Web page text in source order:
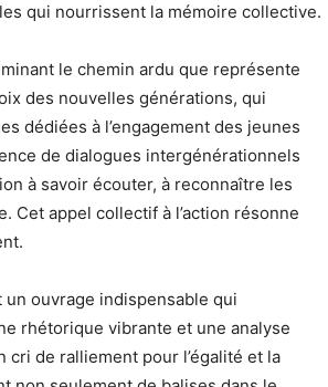
qui nourrissent la mémoire collective.
le chemin ardu que représente
des nouvelles générations, qui
dédiées à l’engagement des jeunes
de dialogues intergénérationnels
à savoir écouter, à reconnaître les
Cet appel collectif à l’action résonne
ouvrage indispensable qui
rhétorique vibrante et une analyse
de ralliement pour l’égalité et la